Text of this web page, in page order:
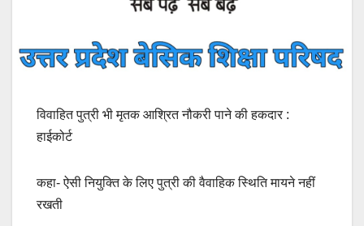
विवाहित पुत्री भी मृतक आश्रित नौकरी पाने की हकदार :
हाईकोर्ट
कहा- ऐसी नियुक्ति के लिए पुत्री की वैवाहिक स्थिति मायने नहीं
रखती